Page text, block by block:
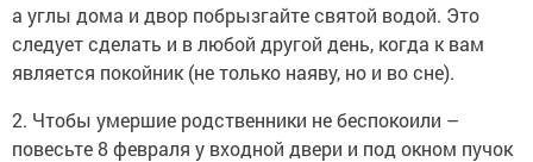
а углы дома и двор побрызгайте святой водой. Это
следует сделать и в любой другой день, когда к вам
является покойник (не только наяву, но и во сне).
2. Чтобы умершие родственники не беспокоили –
повесьте 8 февраля у входной двери и под окном пучок